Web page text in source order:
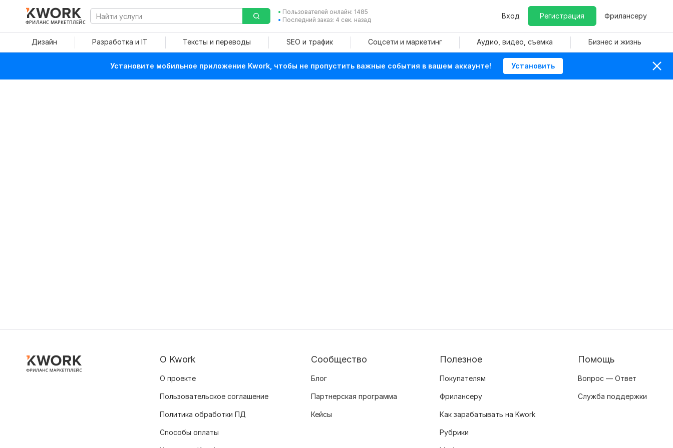
ФРИЛАНС МАРКЕТПЛЕЙС
Пользователей онлайн: 1485
Последний заказ: 4 сек. назад
Вход Регистрация Фрилансеру
Дизайн Разработка и IT Тексты и переводы SEO и трафик Соцсети и маркетинг Аудио, видео, съемка Бизнес и жизнь
Установите мобильное приложение Kwork, чтобы не пропустить важные события в вашем аккаунте! Установить
О Kwork
О проекте
Пользовательское соглашение
Политика обработки ПД
Способы оплаты
Сообщество
Блог
Партнерская программа
Кейсы
Полезное
Покупателям
Фрилансеру
Как зарабатывать на Kwork
Рубрики
Помощь
Вопрос — Ответ
Служба поддержки